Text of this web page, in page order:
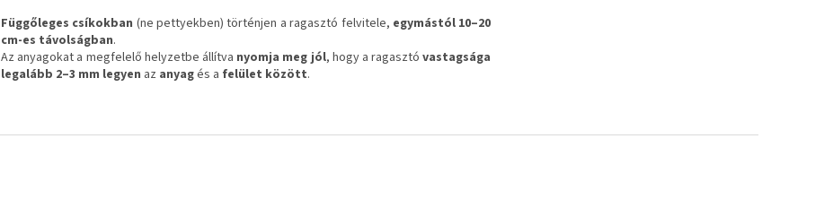
Függőleges csíkokban (ne pettyekben) történjen a ragasztó felvitele, egymástól 10–20
cm-es távolságban.
Az anyagokat a megfelelő helyzetbe állítva nyomja meg jól, hogy a ragasztóvastagsága
legalább 2–3 mm legyen az anyagés a felület között.